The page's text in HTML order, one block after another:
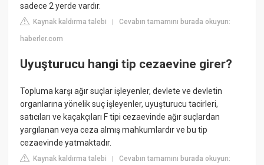
sadece 2 yerde vardır.
Kaynak kaldırma talebi |Cevabın tamamını burada okuyun:
haberler.com
Uyuşturucu hangi tip cezaevine girer?
Topluma karşı ağır suçlar işleyenler, devlete ve devletin
organlarına yönelik suç işleyenler, uyuşturucu tacirleri,
satıcıları ve kaçakçıları F tipi cezaevinde ağır suçlardan
yargılanan veya ceza almış mahkumlardır ve bu tip
cezaevinde yatmaktadır.
Kaynak kaldırma talebi |Cevabın tamamını burada okuyun: